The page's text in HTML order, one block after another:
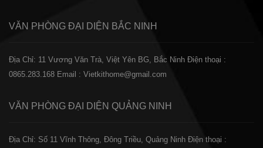
VĂN PHÒNG ĐẠI DIỆN BẮC NINH
Địa Chỉ: 11 Vương Văn Trà, Việt Yên BG, Bắc Ninh Điện thoại :
0865.283.168 Email : Vietkithome@gmail.com
VĂN PHÒNG ĐẠI DIỆN QUẢNG NINH
Địa Chỉ: Số 11 Vĩnh Thông, Đông Triều, Quảng Ninh Điện thoại :